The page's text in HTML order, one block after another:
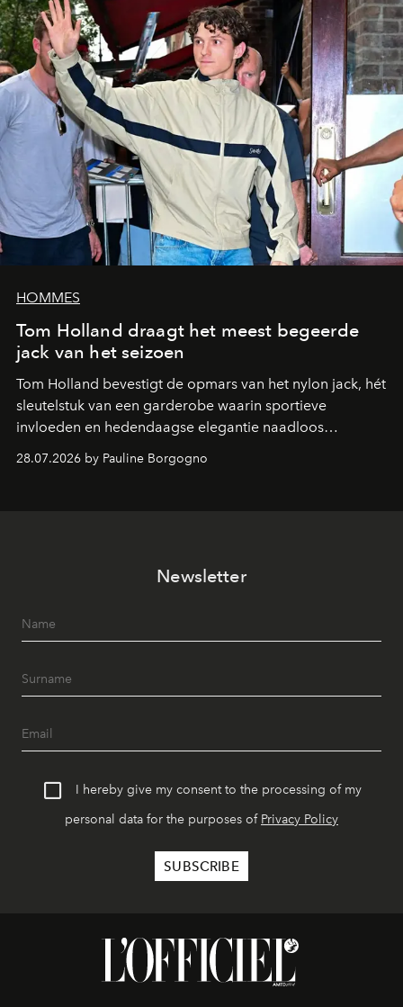
HOMMES
Tom Holland draagt het meest begeerde
jack van het seizoen
Tom Holland bevestigt de opmars van het nylon jack, hét
sleutelstuk van een garderobe waarin sportieve
invloeden en hedendaagse elegantie naadloos
samenkomen.
28.07.2026 by Pauline Borgogno
Newsletter
I hereby give my consent to the processing of my
personal data for the purposes of Privacy Policy